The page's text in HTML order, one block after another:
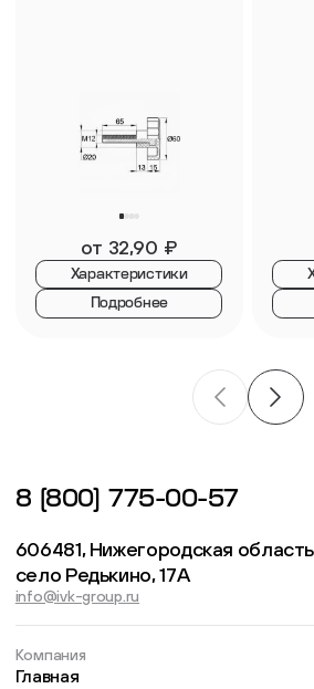
от 32,90 ₽
Характеристики
Подробнее
8 (800) 775-00-57
606481, Нижегородская
село Редькино, 17А
info@ivk-group.ru
Компания
Главная